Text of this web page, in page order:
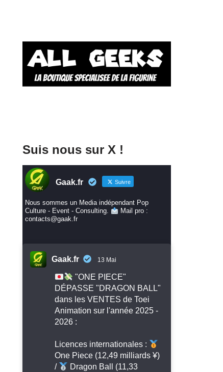
Suis nous sur X !
Gaak.fr Suivre
Nous sommes un Media indépendant Pop
Culture - Event - Consulting.
Mail pro :
contacts@gaak.fr
Gaak.fr 13 Mai
"ONE PIECE"
DÉPASSE "DRAGON BALL"
dans les VENTES de Toei
Animation sur l'année 2025 -
2026 :
Licences internationales :
One Piece (12,49 milliards ¥)
/
Dragon Ball (11,33